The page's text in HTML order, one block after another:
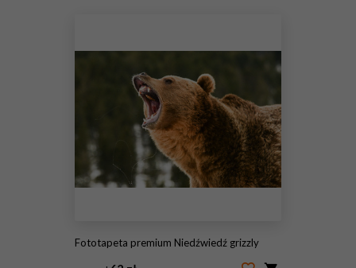
Fototapeta premium Niedźwiedź grizzly